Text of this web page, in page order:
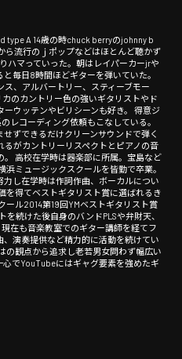
A 14歳の時chuck berryのjohnny b
流行のｊポップなどはほとんど聴かず
ハマっていった。朝はレイパーカーjrや
毎日8時間ほどギターを弾いていた。
、アルバートリー、スティーブモー
のカントリー色の強いギタリストやド
ウッテンやビリシーンも好き。 得意ジ
レコーディング依頼もこなしている。
ずできるだけクリーンサウンドで弾く
がカントリーリスペクトとピアノの音
高校在学時は器楽部に所属。宝島など
ミュージックスクールを皆勤で卒業。
し在学時は作詞作曲、ボーカルについ
を得てベストギタリスト賞に選ばれるき
ール2014第19回YMベストギタリスト賞
続けた後自身のバンドPLSや弁財天、
在も音楽教室でのギター講師を経てフ
演奏提供など精力的に活動を続けてい
の観点から追求し老若男女問わず幅広い
でYouTubeにはギャグ要素を強めたギ